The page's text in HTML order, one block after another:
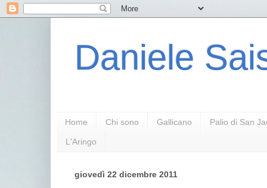
Daniele
Home Chi sono Gallicano Palio di San
L'Aringo
giovedì 22 dicembre 2011